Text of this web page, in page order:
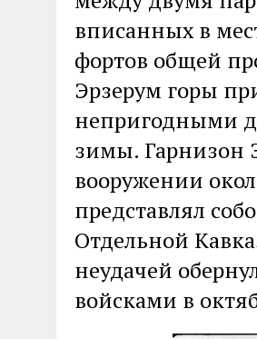
вписанных в
фортов общей
Эрзерум горы
непригодными
зимы. Гарнизон
вооружении
представлял
Отдельной
неудачей
войсками в